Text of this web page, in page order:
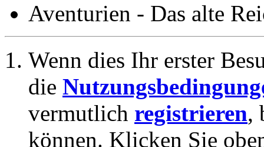
Aventurien - Das alte
Wenn dies Ihr erster
die
vermutlich registrieren,
können. Klicken Sie